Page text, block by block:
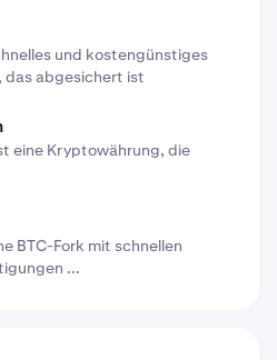
und kostengünstiges
abgesichert ist
eine Kryptowährung, die
BTC-Fork mit schnellen
...